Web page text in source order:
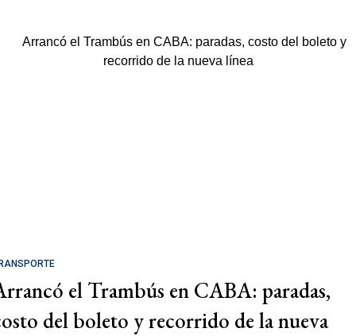
el Trambús en CABA: paradas,
del boleto y recorrido de la nueva